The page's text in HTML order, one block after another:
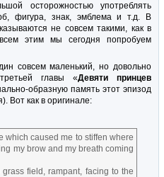
осторожностью употреблять
фигура, знак, эмблема и т.д. В
не совсем такими, как в
этим мы сегодня попробуем
совсем маленький, но довольно
главы «Девяти принцев
образную память этот эпизод
Вот как в оригинале:
which caused me to stiffen where
my brow and my breath coming
field, rampant, facing to the